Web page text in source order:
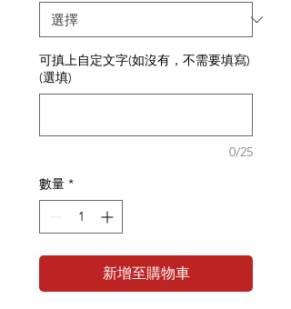
可搷上自定文字(如沒有，不需要填寫)
(選填)
0/25
數量 *
新增至購物車